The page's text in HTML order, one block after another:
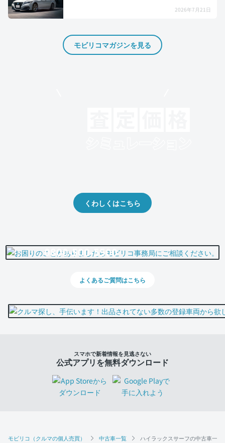
モビリコ（クルマの個人売買） 中古車一覧 ハイラックスサーフの中古車一覧
2026年7月21日
モビリコマガジンを見る
くわしくはこちら
0800-500-5500
よくあるご質問はこちら
スマホで新着情報を見逃さない
公式アプリを無料ダウンロード